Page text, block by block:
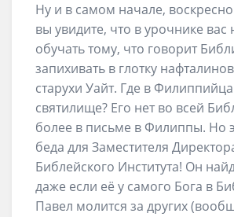
Ну и в самом начале,
вы увидите, что в урочнике вас
обучать тому, что говорит
запихивать в глотку
старухи Уайт. Где в
святилище? Его нет во всей
более в письме в Филиппы. Но
беда для Заместителя
Библейского Института! Он
даже если её у самого Бога в
Павел молится за других